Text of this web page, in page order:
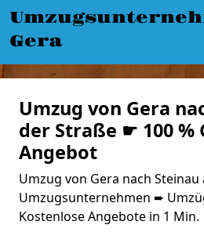
Gera
Umzug von Gera
der Straße ☛ 100 %
Angebot
Umzug von Gera nach Steinau
Umzugsunternehmen ➨
Kostenlose Angebote in 1 Min.